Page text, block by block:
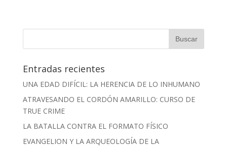
Entradas recientes
UNA EDAD DIFÍCIL: LA HERENCIA DE LO INHUMANO
ATRAVESANDO EL CORDÓN AMARILLO: CURSO DE
TRUE CRIME
LA BATALLA CONTRA EL FORMATO FÍSICO
EVANGELION Y LA ARQUEOLOGÍA DE LA